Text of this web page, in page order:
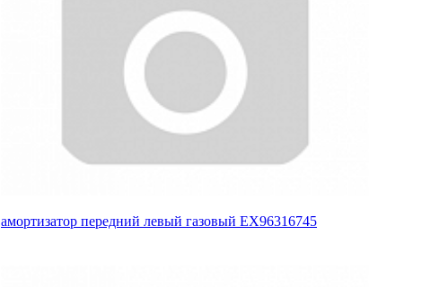
амортизатор передний левый газовый EX96316745